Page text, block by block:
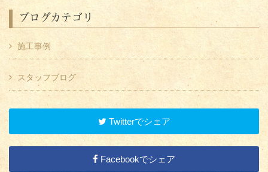
ブログカテゴリ
施工事例
スタッフブログ
Twitterでシェア
Facebookでシェア